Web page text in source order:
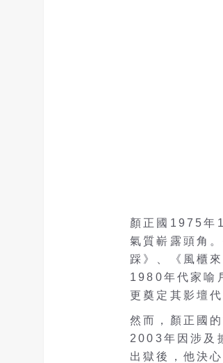
顏正國1975年
氣質嶄露頭角
踩》、《風櫃
1980年代家喻
更奠定其影壇
然而，顏正國
2003年因涉及
出獄後，他決